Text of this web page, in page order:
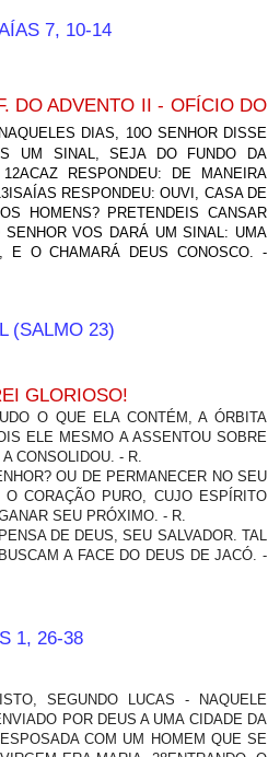
7, 10-14
DO ADVENTO II - OFÍCIO DO
DIAS, 10O SENHOR DISSE
UM SINAL, SEJA DO FUNDO DA
RESPONDEU: DE MANEIRA
RESPONDEU: OUVI, CASA DE
HOMENS? PRETENDEIS CANSAR
VOS DARÁ UM SINAL: UMA
E O CHAMARÁ DEUS CONOSCO. -
(SALMO 23)
GLORIOSO!
O QUE ELA CONTÉM, A ÓRBITA
ELE MESMO A ASSENTOU SOBRE
CONSOLIDOU. - R.
OU DE PERMANECER NO SEU
CORAÇÃO PURO, CUJO ESPÍRITO
SEU PRÓXIMO. - R.
DE DEUS, SEU SALVADOR. TAL
A FACE DO DEUS DE JACÓ. -
1, 26-38
SEGUNDO LUCAS - NAQUELE
POR DEUS A UMA CIDADE DA
COM UM HOMEM QUE SE